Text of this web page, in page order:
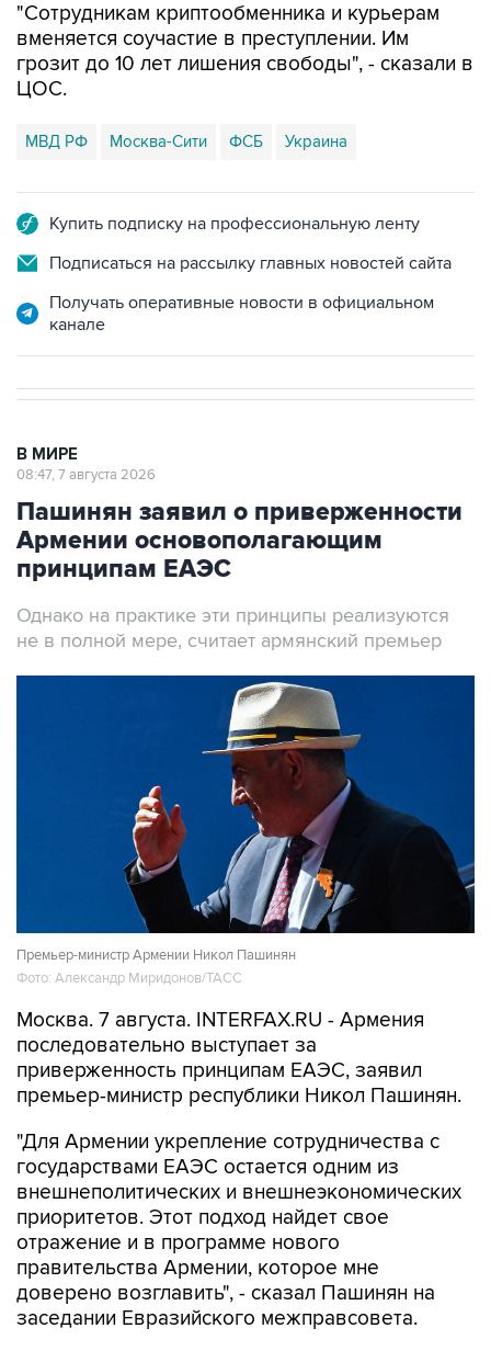
"Сотрудникам криптообменника и курьерам
вменяется соучастие в преступлении. Им
грозит до 10 лет лишения свободы", - сказали в
ЦОС.
МВД РФ Москва-Сити ФСБ Украина
Купить подписку на профессиональную ленту
Подписаться на рассылку главных новостей сайта
Получать оперативные новости в официальном
канале
В МИРЕ
08:47, 7 августа 2026
Пашинян заявил о приверженности
Армении основополагающим
принципам ЕАЭС
Однако на практике эти принципы реализуются
не в полной мере, считает армянский премьер
Премьер-министр Армении Никол Пашинян
Фото: Александр Миридонов/ТАСС
Москва. 7 августа. INTERFAX.RU - Армения
последовательно выступает за
приверженность принципам ЕАЭС, заявил
премьер-министр республики Никол Пашинян.
"Для Армении укрепление сотрудничества с
государствами ЕАЭС остается одним из
внешнеполитических и внешнеэкономических
приоритетов. Этот подход найдет свое
отражение и в программе нового
правительства Армении, которое мне
доверено возглавить", - сказал Пашинян на
заседании Евразийского межправсовета.